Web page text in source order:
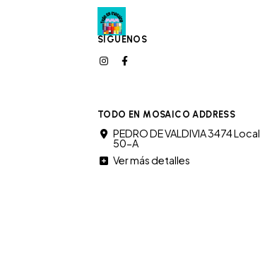
SÍGUENOS
TODO EN MOSAICO ADDRESS
PEDRO DE VALDIVIA 3474 Local
50-A
Ver más detalles